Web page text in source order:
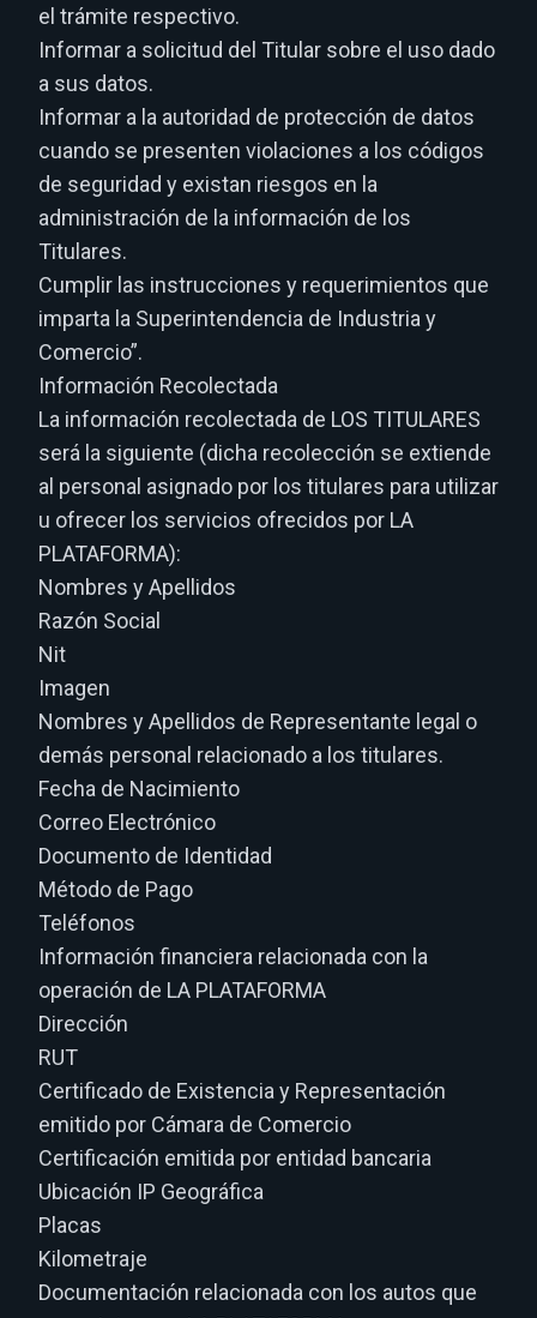
el trámite respectivo.
Informar a solicitud del Titular sobre el uso dado
a sus datos.
Informar a la autoridad de protección de datos
cuando se presenten violaciones a los códigos
de seguridad y existan riesgos en la
administración de la información de los
Titulares.
Cumplir las instrucciones y requerimientos que
imparta la Superintendencia de Industria y
Comercio”.
Información Recolectada
La información recolectada de LOS TITULARES
será la siguiente (dicha recolección se extiende
al personal asignado por los titulares para utilizar
u ofrecer los servicios ofrecidos por LA
PLATAFORMA):
Nombres y Apellidos
Razón Social
Nit
Imagen
Nombres y Apellidos de Representante legal o
demás personal relacionado a los titulares.
Fecha de Nacimiento
Correo Electrónico
Documento de Identidad
Método de Pago
Teléfonos
Información financiera relacionada con la
operación de LA PLATAFORMA
Dirección
RUT
Certificado de Existencia y Representación
emitido por Cámara de Comercio
Certificación emitida por entidad bancaria
Ubicación IP Geográfica
Placas
Kilometraje
Documentación relacionada con los autos que